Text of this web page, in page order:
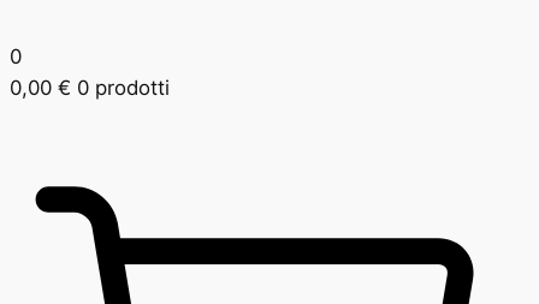
0
0,00 € 0 prodotti